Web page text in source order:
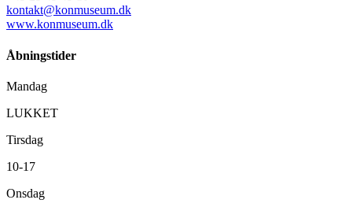
kontakt@konmuseum.dk
www.konmuseum.dk
Åbningstider
Mandag
LUKKET
Tirsdag
10-17
Onsdag